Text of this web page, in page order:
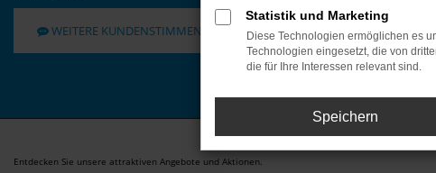
WEITERE KUNDENSTIMMEN LESEN
Entdecken Sie unsere attraktiven Angebote und Aktionen.
Statistik und Marketing
Diese Technologien ermöglichen es
Technologien eingesetzt, die von
die für Ihre Interessen relevant sind.
Speichern